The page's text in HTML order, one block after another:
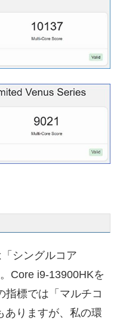
シングルコア
Core i9-13900HKを
指標では「マルチコ
ありますが、私の環